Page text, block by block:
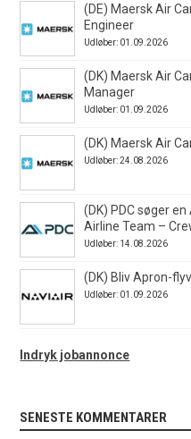
(DE) Maersk Air
Engineer
Udløber: 01.09.2026
(DK) Maersk Air
Manager
Udløber: 01.09.2026
(DK) Maersk Air
Udløber: 24.08.2026
(DK) PDC søger
Airline Team –
Udløber: 14.08.2026
(DK) Bliv Apron-
Udløber: 01.09.2026
Indryk jobannonce
SENESTE KOMMENTARER